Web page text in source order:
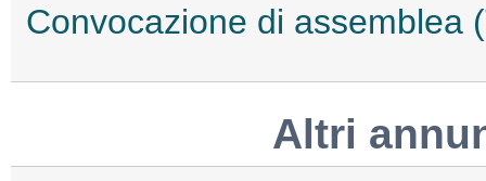
Convocazione di assemblea
Altri